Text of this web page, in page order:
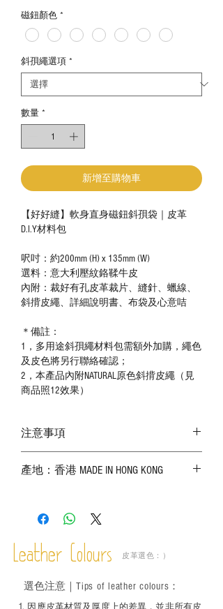
磁鈕顏色 *
斜孭繩選項 *
數量 *
新增至購物車
【好好縫】軟身直身磁鈕斜孭袋｜皮革
D.I.Y材料包
呎吋：約200mm (H) x 135mm (W)
選料：意大利壓紋鉻鞣牛皮
內附：裁好有孔皮革裁片、縫針、蠟線、
斜揹皮繩、詳細說明書、布袋及心意咭
＊備註：
1，多用途斜孭繩材料包需額外加購，繩色
及皮色將另行聯絡確認；
2，本產品內附NATURAL原色斜揹皮繩（見
商品照12效果）
注意事項
實物為準；
－ 植鞣皮革容易受環境、使用程度等產生
成後定期在皮面塗上皮革專用清潔劑及貂
鼠油等；
適合六歲以下兒童使用；六至十二歲兒童
必須由成年人陪同下使用並應小心處理。
產地：香港 MADE IN HONG KONG
Leather Colours 皮革選色：）
選色注意｜ Tips of leather colours ：